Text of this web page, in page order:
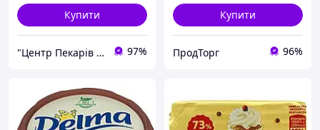
Купити
"Центр Пекарів "АРІАНТА" ТзОВ 97%
Купити
ПродТорг 96%